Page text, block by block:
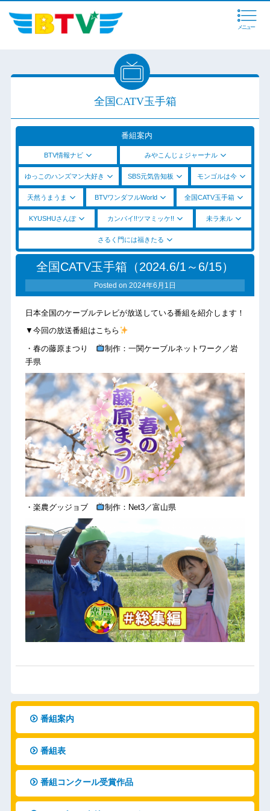
メニュー
全国CATV玉手箱
番組案内
BTV情報ナビ みやこんじょジャーナル
ゆっこのハンズマン大好き SBS元気告知板 モンゴルは今
天然うまうま BTVワンダフルWorld 全国CATV玉手箱
KYUSHUさんぽ カンパイ!!ツマミッケ!! 未ラ来ル
さるく門には福きたる
全国CATV玉手箱（2024.6/1～6/15）
Posted on 2024年6月1日
日本全国のケーブルテレビが放送している番組を紹介します！
▼今回の放送番組はこちら
・春の藤原まつり
制作：一関ケーブルネットワーク／岩
手県
・楽農グッジョブ 制作：Net3／富山県
番組案内
番組表
番組コンクール受賞作品